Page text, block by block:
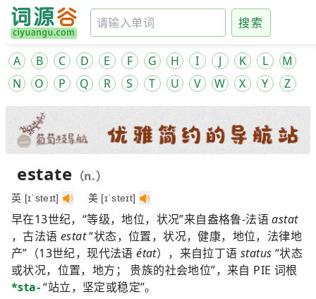
搜索
A B C D E F G H I J K L
M
N
O P Q R S T U V W X Y Z
estate （n.）
英 [ɪˈsteɪt] 美 [ɪˈsteɪt]
早在13世纪，“等级，地位，状况”来自盎格鲁-法语astat
，古法语 estat“状态，位置，状况，健康，地位，法律地
产”（13世纪，现代法语état），来自拉丁语status “状态
或状况，位置，地方； 贵族的社会地位”，来自 PIE 词根
*sta-“站立，坚定或稳定”。